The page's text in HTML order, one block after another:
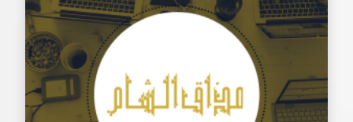
إدارة السوشيال ميديا شركة زوايا للديكور